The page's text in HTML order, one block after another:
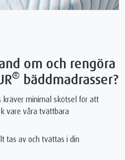
om och rengöra
® bäddmadrasser?
kräver minimal skötsel för att
vare våra tvättbara
tas av och tvättas i din